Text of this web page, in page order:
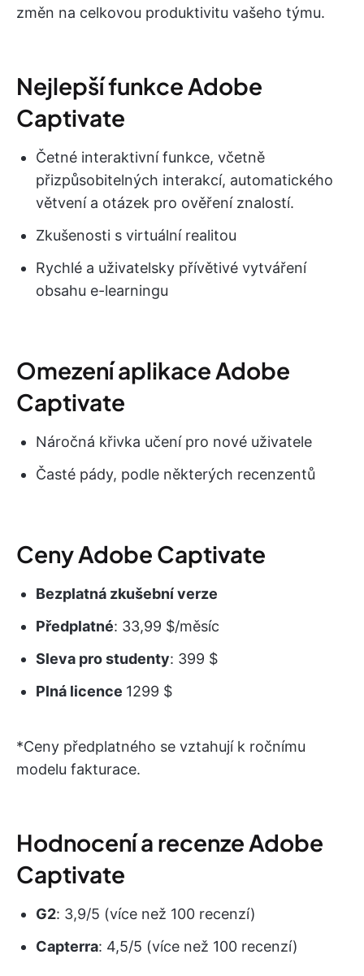
změn na celkovou produktivitu vašeho týmu.
Nejlepší funkce Adobe
Captivate
Četné interaktivní funkce, včetně
přizpůsobitelných interakcí, automatického
větvení a otázek pro ověření znalostí.
Zkušenosti s virtuální realitou
Rychlé a uživatelsky přívětivé vytváření
obsahu e-learningu
Omezení aplikace Adobe
Captivate
Náročná křivka učení pro nové uživatele
Časté pády, podle některých recenzentů
Ceny Adobe Captivate
Bezplatná zkušební verze
Předplatné: 33,99 $/měsíc
Sleva pro studenty: 399 $
Plná licence 1299 $
*Ceny předplatného se vztahují k ročnímu
modelu fakturace.
Hodnocení a recenze Adobe
Captivate
G2: 3,9/5 (více než 100 recenzí)
Capterra: 4,5/5 (více než 100 recenzí)